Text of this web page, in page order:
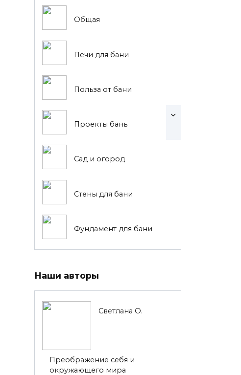
Общая
Печи для бани
Польза от бани
Проекты бань
Сад и огород
Стены для бани
Фундамент для бани
Наши авторы
Светлана О.
Преображение себя и
окружающего мира